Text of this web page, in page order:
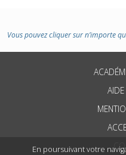
En poursuivant votre
Vous pouvez cliquer sur n’importe